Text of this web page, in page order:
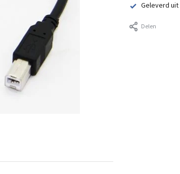
Geleverd
Delen